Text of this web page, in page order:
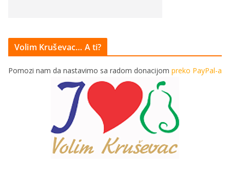
Volim Kruševac… A ti?
Pomozi nam da nastavimo sa radom donacijom preko PayPal-a